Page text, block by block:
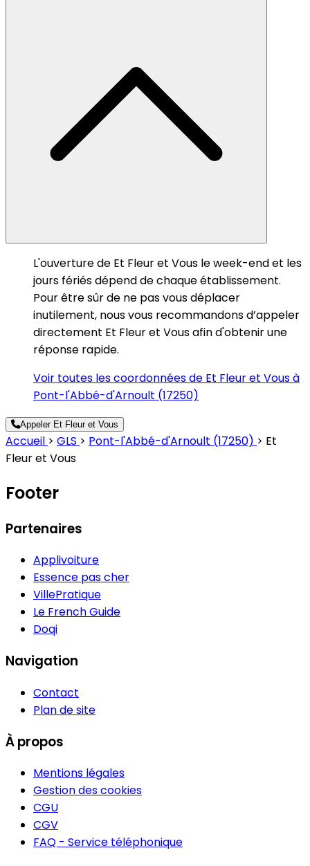
L'ouverture de Et Fleur et Vous le week-end et les
jours fériés dépend de chaque établissement.
Pour être sûr de ne pas vous déplacer
inutilement, nous vous recommandons d’appeler
directement Et Fleur et Vous afin d'obtenir une
réponse rapide.
Voir toutes les coordonnées de Et Fleur et Vous à
Pont-l'Abbé-d'Arnoult (17250)
Appeler Et Fleur et Vous
Accueil > GLS > Pont-l'Abbé-d'Arnoult (17250) > Et
Fleur et Vous
Footer
Partenaires
Applivoiture
Essence pas cher
VillePratique
Le French Guide
Doqi
Navigation
Contact
Plan de site
À propos
Mentions légales
Gestion des cookies
CGU
CGV
FAQ - Service téléphonique